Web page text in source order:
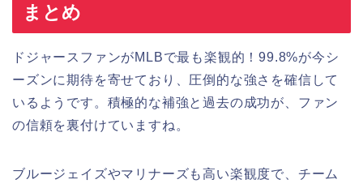
まとめ
ドジャースファンがMLBで最も楽観的！99.8%が今シ
ーズンに期待を寄せており、圧倒的な強さを確信して
いるようです。積極的な補強と過去の成功が、ファン
の信頼を裏付けていますね。
ブルージェイズやマリナーズも高い楽観度で、チーム